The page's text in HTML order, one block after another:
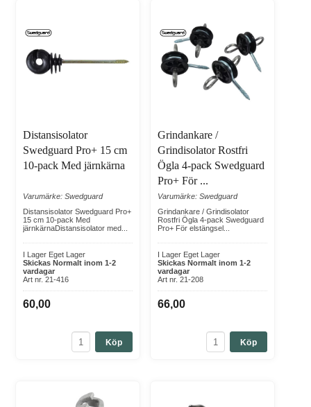
Distansisolator
Swedguard Pro+ 15 cm
10-pack Med järnkärna
Varumärke: Swedguard
Distansisolator Swedguard Pro+
15 cm 10-pack Med
järnkärnaDistansisolator med...
I Lager Eget Lager
Skickas Normalt inom 1-2
vardagar
Art nr. 21-416
60,00
Köp
Grindankare /
Grindisolator Rostfri
Ögla 4-pack Swedguard
Pro+ För ...
Varumärke: Swedguard
Grindankare / Grindisolator
Rostfri Ögla 4-pack Swedguard
Pro+ För elstängsel...
I Lager Eget Lager
Skickas Normalt inom 1-2
vardagar
Art nr. 21-208
66,00
Köp